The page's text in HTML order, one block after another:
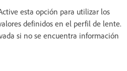
esta opción para utilizar los
definidos en el perfil de lente.
si no se encuentra información